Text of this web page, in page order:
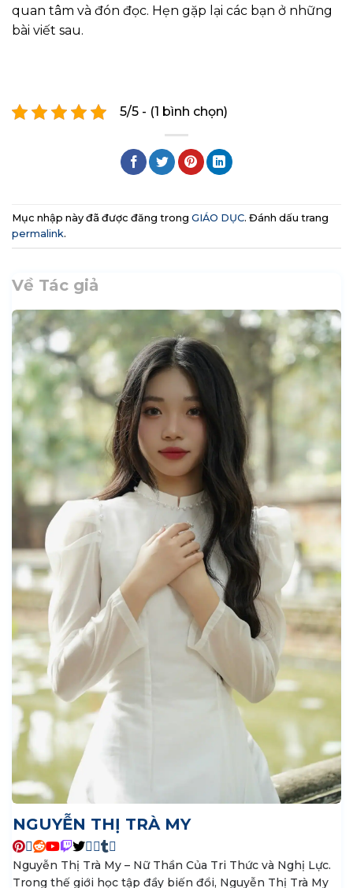
quan tâm và đón đọc. Hẹn gặp lại các bạn ở những
bài viết sau.
5/5 - (1 bình chọn)
Mục nhập này đã được đăng trong GIÁO DỤC. Đánh dấu trang
permalink.
Về Tác giả
NGUYỄN THỊ TRÀ MY
Nguyễn Thị Trà My – Nữ Thần Của Tri Thức và Nghị Lực.
Trong thế giới học tập đầy biến đổi, Nguyễn Thị Trà My